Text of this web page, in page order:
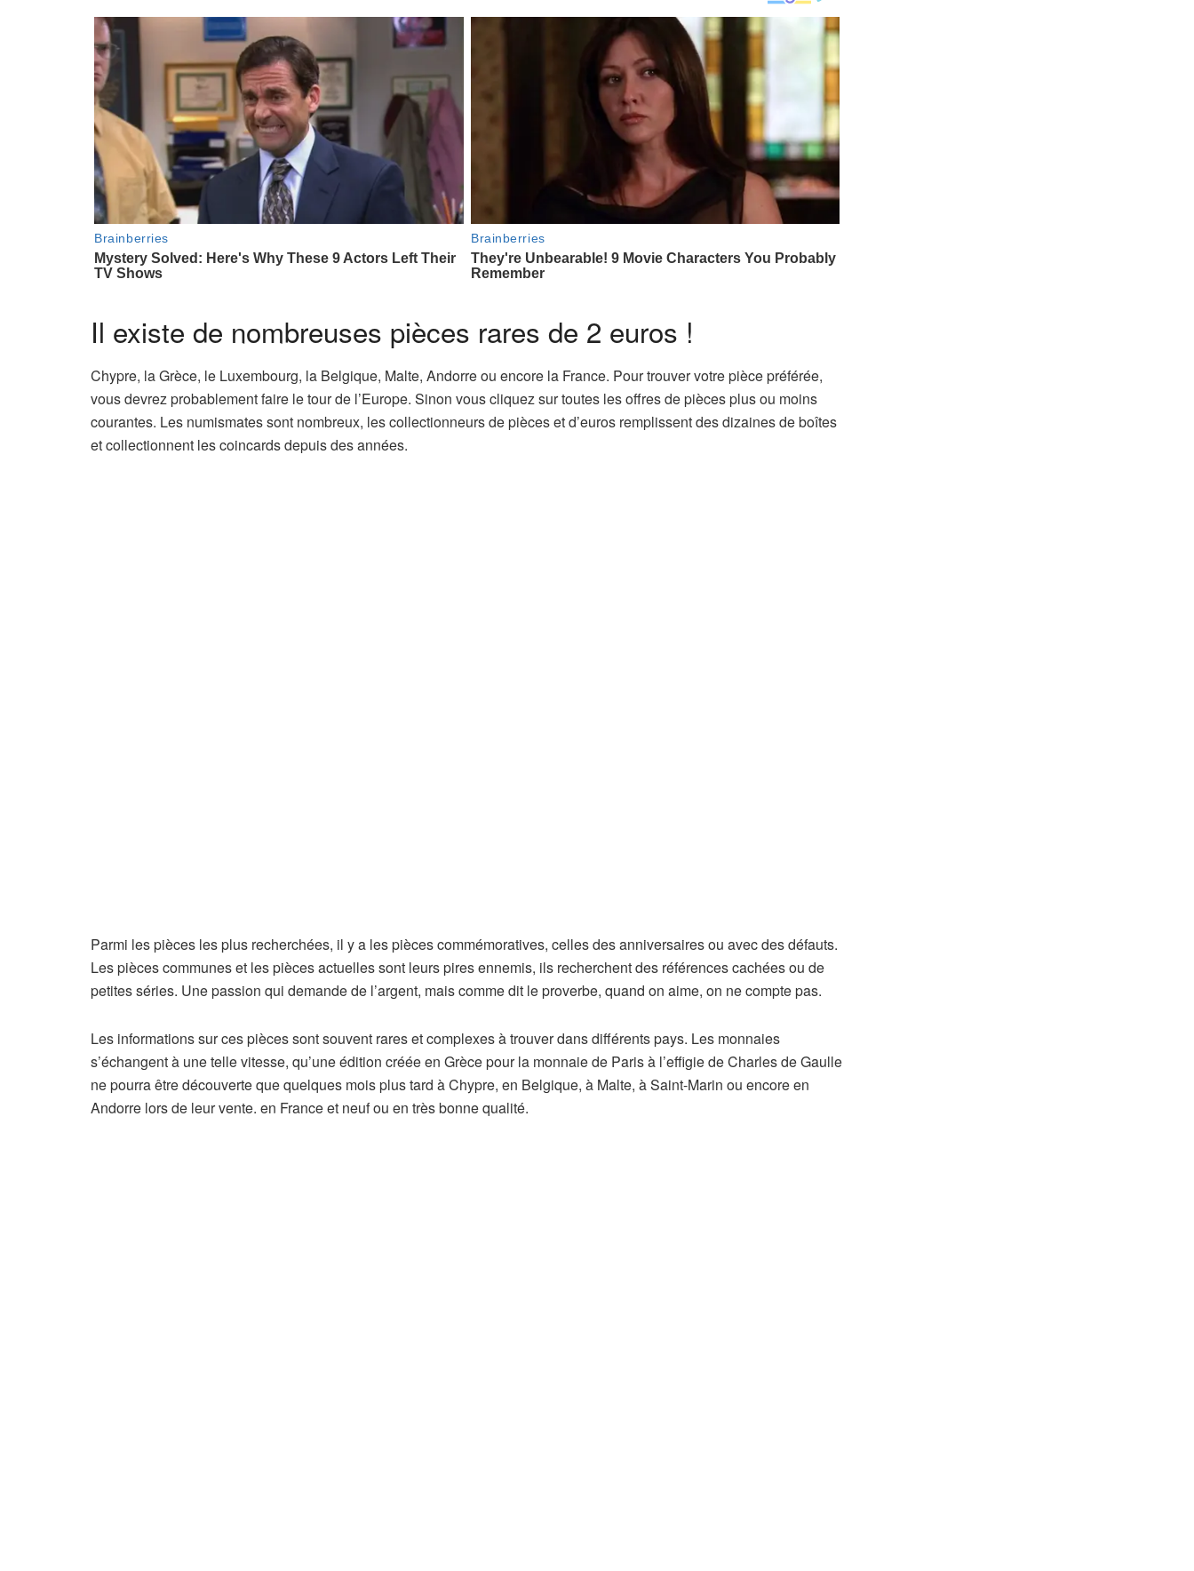
Il existe de nombreuses pièces rares de 2 euros !
Chypre, la Grèce, le Luxembourg, la Belgique, Malte, Andorre ou encore la France. Pour trouver votre pièce préférée,
vous devrez probablement faire le tour de l’Europe. Sinon vous cliquez sur toutes les offres de pièces plus ou moins
courantes. Les numismates sont nombreux, les collectionneurs de pièces et d’euros remplissent des dizaines de boîtes
et collectionnent les coincards depuis des années.
Parmi les pièces les plus recherchées, il y a les pièces commémoratives, celles des anniversaires ou avec des défauts.
Les pièces communes et les pièces actuelles sont leurs pires ennemis, ils recherchent des références cachées ou de
petites séries. Une passion qui demande de l’argent, mais comme dit le proverbe, quand on aime, on ne compte pas.
Les informations sur ces pièces sont souvent rares et complexes à trouver dans différents pays. Les monnaies
s’échangent à une telle vitesse, qu’une édition créée en Grèce pour la monnaie de Paris à l’effigie de Charles de Gaulle
ne pourra être découverte que quelques mois plus tard à Chypre, en Belgique, à Malte, à Saint-Marin ou encore en
Andorre lors de leur vente. en France et neuf ou en très bonne qualité.